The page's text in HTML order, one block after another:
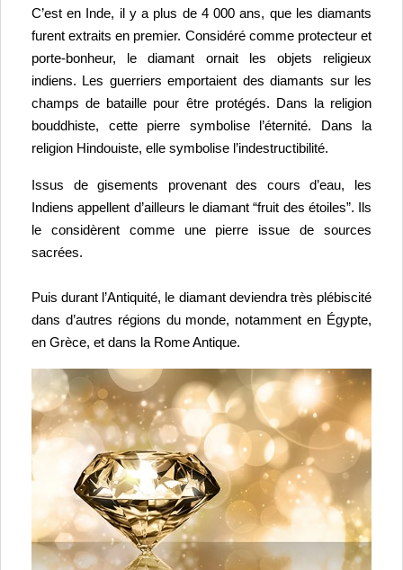
C’est en Inde, il y a plus de 4 000 ans, que les diamants
furent extraits en premier. Considéré comme protecteur et
porte-bonheur, le diamant ornait les objets religieux
indiens.
Les guerriers emportaient des diamants sur les
champs de bataille pour être protégés.
Dans la religion
bouddhiste, cette pierre symbolise l’éternité. Dans la
religion Hindouiste, elle symbolise l’indestructibilité.
Issus de gisements provenant des cours d’eau, les
Indiens appellent d’ailleurs le diamant “fruit des étoiles”. Ils
le considèrent comme une pierre issue de sources
sacrées.
Puis durant l’Antiquité, le diamant deviendra très plébiscité
dans d’autres régions du monde, notamment en Égypte,
en Grèce, et dans la Rome Antique.